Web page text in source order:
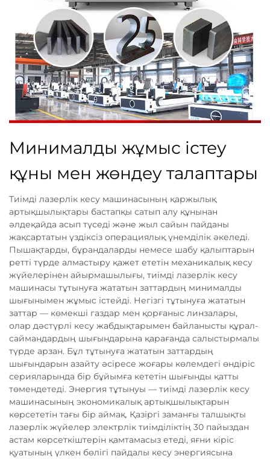
Минималды жұмыс істеу
құны мен жөндеу талаптары
Тиімді лазерлік кесу машинасының қаржылық
артықшылықтары бастапқы сатып алу құнынан
әлдеқайда асып түседі және жыл сайын пайданы
жақсартатын үздіксіз операциялық үнемділік әкеледі.
Пышақтарды, бұрандаларды немесе шабу қалыптарын
ретті түрде алмастыру қажет ететін механикалық кесу
жүйелерінен айырмашылығы, тиімді лазерлік кесу
машинасы тұтынуға жататын заттардың минималды
шығынымен жұмыс істейді. Негізгі тұтынуға жататын
заттар — көмекші газдар мен қорғаныс линзалары,
олар дәстүрлі кесу жабдықтарымен байланысты құрал-
саймандардың шығындарына қарағанда салыстырмалы
түрде арзан. Бұл тұтынуға жататын заттардың
шығындарын азайту әсіресе жоғары көлемдегі өндіріс
серияларында бір бұйымға кететін шығынды қатты
төмендетеді. Энергия тұтынуы — тиімді лазерлік кесу
машинасының экономикалық артықшылықтарын
көрсететін тағы бір аймақ. Қазіргі заманғы талшықты
лазерлік жүйелер электрлік тиімділіктің 30 пайыздан
астам көрсеткіштерін қамтамасыз етеді, яғни кіріс
қуатының үлкен бөлігі пайдалы кесу энергиясына